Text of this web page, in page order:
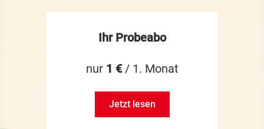
Ihr Probeabo
nur 1 €/ 1. Monat
Jetzt lesen